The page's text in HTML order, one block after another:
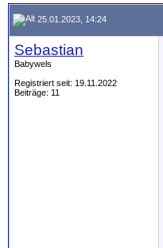
25.01.2023, 14:24
Sebastian
Babywels
Registriert seit: 19.11.2022
Beiträge: 11